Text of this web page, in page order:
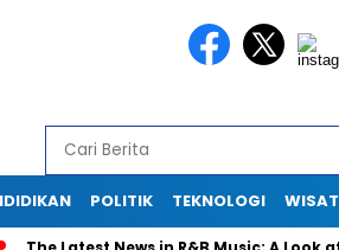
POLITIK TEKNOLOGI